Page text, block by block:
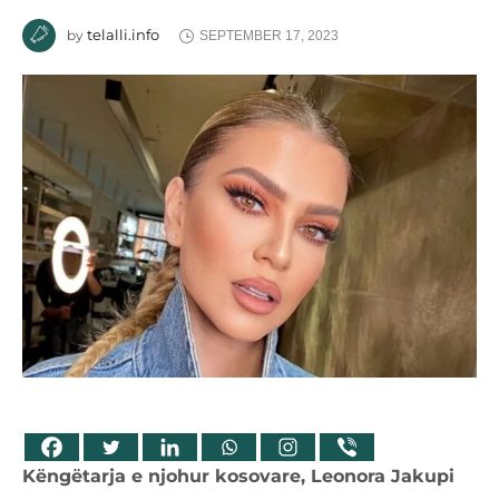
by telalli.info SEPTEMBER 17, 2023
Këngëtarja e njohur kosovare, Leonora Jakupi